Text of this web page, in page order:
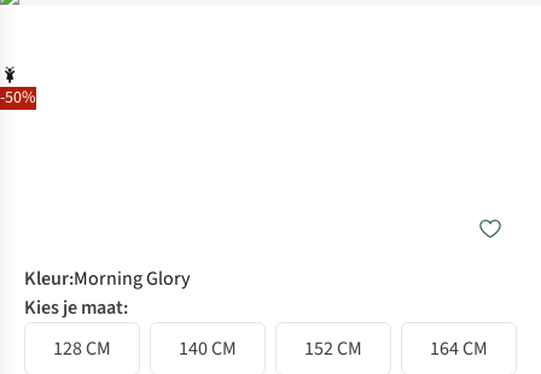
-50%
Kleur:Morning Glory
Kies je maat:
128 CM
140 CM 152 CM 164 CM